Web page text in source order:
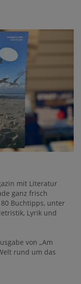
mit Literatur
ganz frisch
Buchtipps, unter
Lyrik und
von „Am
rund um das